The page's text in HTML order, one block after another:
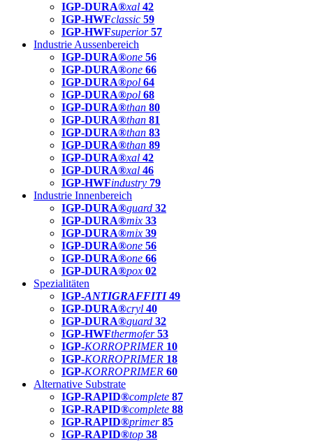
IGP-DURA®xal 42
IGP-HWFclassic 59
IGP-HWFsuperior 57
Industrie Aussenbereich
IGP-DURA®one 56
IGP-DURA®one 66
IGP-DURA®pol 64
IGP-DURA®pol 68
IGP-DURA®than 80
IGP-DURA®than 81
IGP-DURA®than 83
IGP-DURA®than 89
IGP-DURA®xal 42
IGP-DURA®xal 46
IGP-HWFindustry 79
Industrie Innenbereich
IGP-DURA®guard 32
IGP-DURA®mix 33
IGP-DURA®mix 39
IGP-DURA®one 56
IGP-DURA®one 66
IGP-DURA®pox 02
Spezialitäten
IGP-ANTIGRAFFITI49
IGP-DURA®cryl 40
IGP-DURA®guard 32
IGP-HWFthermofer 53
IGP-KORROPRIMER 10
IGP-KORROPRIMER 18
IGP-KORROPRIMER 60
Alternative Substrate
IGP-RAPID®complete 87
IGP-RAPID®complete 88
IGP-RAPID®primer 85
IGP-RAPID®top 38